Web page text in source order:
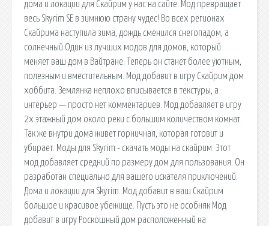
дома и локации для Скайрим у нас на сайте. Мод превращает
весь Skyrim SE в зимнюю страну чудес! Во всех регионах
Скайрима наступила зима, дождь сменился снегопадом, а
солнечный Один из лучших модов для домов, который
меняет ваш дом в Вайтране. Теперь он станет более уютным,
полезным и вместительным. Мод добавит в игру Скайрим дом
хоббита. Землянка неплохо вписывается в текстуры, а
интерьер — просто нет комментариев. Мод добавляет в игру
2х этажный дом около реки с большим количеством комнат.
Так же внутри дома живет горничная, которая готовит и
убирает. Моды для Skyrim - скачать моды на скайрим. Этот
мод добавляет средний по размеру дом для пользования. Он
разработан специально для вашего искателя приключений.
Дома и локации для Skyrim. Мод добавит в ваш Скайрим
большое и красивое убежище. Пусть это не особняк Мод
добавит в игру Роскошный дом расположенный на